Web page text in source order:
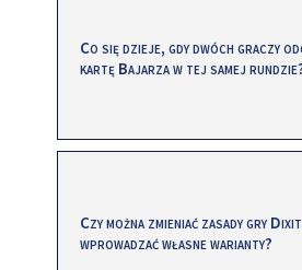
Co się dzieje, gdy dwóch graczy
kartę Bajarza w tej samej
Czy można zmieniać zasady gry
wprowadzać własne warianty?